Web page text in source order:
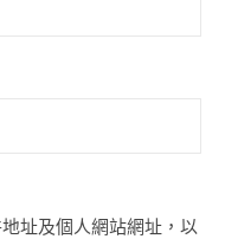
址及個人網站網址，以